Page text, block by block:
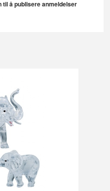
å publisere anmeldelser